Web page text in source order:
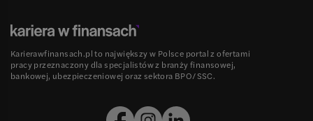
Karierawfinansach.pl to największy w Polsce portal z ofertami
pracy przeznaczony dla specjalistów z branży finansowej,
bankowej, ubezpieczeniowej oraz sektora BPO/SSC.